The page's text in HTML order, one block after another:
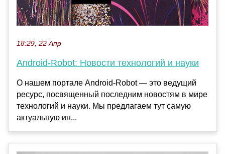
18:29, 22 Апр
Android-Robot: Новости технологий и науки
О нашем портале Android-Robot — это ведущий
ресурс, посвященный последним новостям в мире
технологий и науки. Мы предлагаем тут самую
актуальную ин...